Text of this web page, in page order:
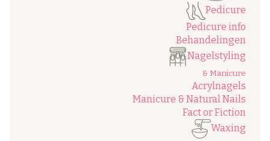
Pedicure
Pedicure info
Behandelingen
Nagelstyling
& Manicure
Acrylnagels
Manicure & Natural Nails
Fact or Fiction
Waxing